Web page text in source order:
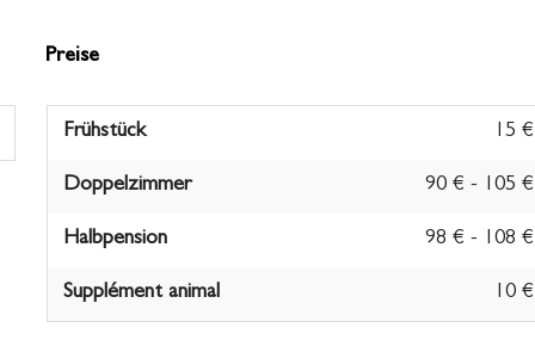
Preise
Frühstück 15 €
Doppelzimmer 90 € - 105 €
Halbpension 98 € - 108 €
Supplément animal 10 €